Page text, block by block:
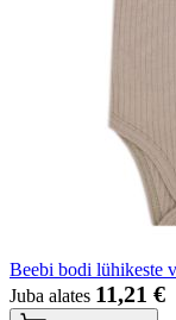
Beebi bodi lühikeste
Juba alates 11,21 €